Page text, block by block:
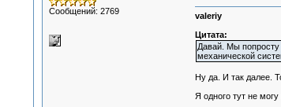
Сообщений: 2769
valeriy
Цитата:
Давай. Мы попросту
механической
Ну да. И так далее.
Я одного тут не